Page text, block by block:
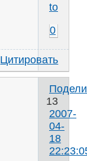
toe.ru
0
Цитировать
13
2007-
04-
18